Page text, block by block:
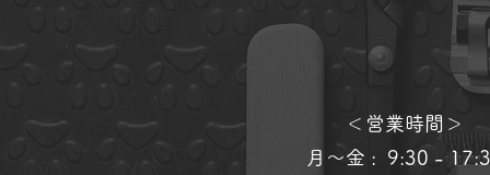
＜営業時間＞
月～金 : 9:30 -